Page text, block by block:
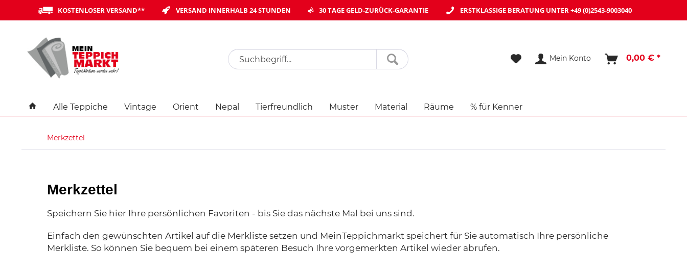
KOSTENLOSER VERSAND** VERSAND INNERHALB 24 STUNDEN 30 TAGE GELD-ZURÜCK-GARANTIE ERSTKLASSIGE BERATUNG UNTER+49 (0)2543-9003040
Mein Konto 0,00 € *
Alle Teppiche Vintage Orient Nepal Tierfreundlich Muster Material Räume % für Kenner
Merkzettel
Merkzettel
Speichern Sie hier Ihre persönlichen Favoriten - bis Sie das nächste Mal bei uns sind.
Einfach den gewünschten Artikel auf die Merkliste setzen und MeinTeppichmarkt speichert für Sie automatisch Ihre persönliche
Merkliste. So können Sie bequem bei einem späteren Besuch Ihre vorgemerkten Artikel wieder abrufen.